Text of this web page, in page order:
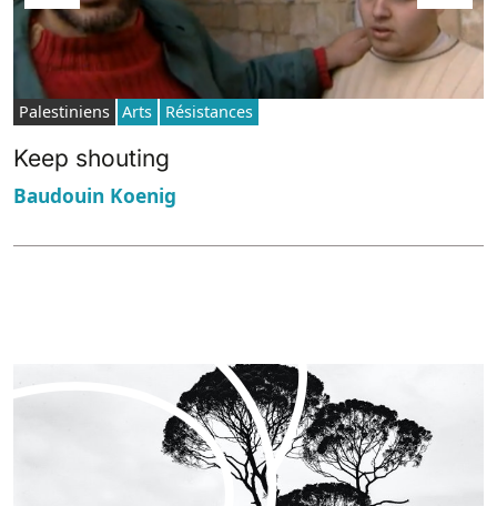
Palestiniens Arts Résistances
Keep shouting
Baudouin Koenig